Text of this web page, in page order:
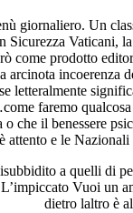
giornaliero. Un
Vaticani,
come prodotto
arcinota
letteralmente
faremo
o che il benessere
attento e le
a quelli di
Vuoi un
dietro laltro è